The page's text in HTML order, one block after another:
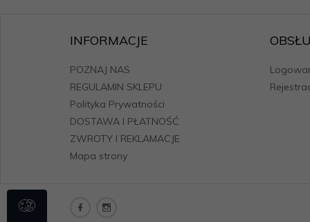
INFORMACJE
POZNAJ NAS
REGULAMIN SKLEPU
Polityka Prywatności
DOSTAWA I PŁATNOŚĆ
ZWROTY I REKLAMACJE
Mapa strony